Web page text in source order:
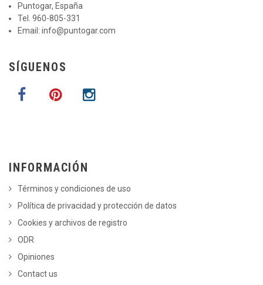
Puntogar, España
Tel. 960-805-331
Email: info@puntogar.com
SÍGUENOS
INFORMACIÓN
Términos y condiciones de uso
Política de privacidad y protección de datos
Cookies y archivos de registro
ODR
Opiniones
Contact us